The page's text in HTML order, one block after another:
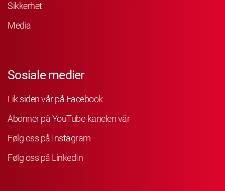
Sikkerhet
Media
Sosiale medier
Lik siden vår på Facebook
Abonner på YouTube-kanelen vår
Følg oss på Instagram
Følg oss på LinkedIn